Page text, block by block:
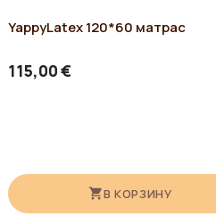
YappyLatex 120*60 матрас
115,00 €
В КОРЗИНУ